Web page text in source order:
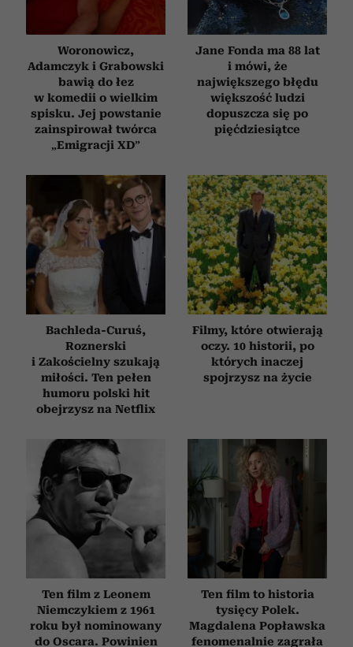
korzystania z ich usług.
Woronowicz,
Adamczyk i Grabowski
bawią do łez
w komedii o wielkim
spisku. Jej powstanie
zainspirował twórca
„Emigracji XD”
Jane Fonda ma 88 lat
i mówi, że
największego błędu
większość ludzi
dopuszcza się po
pięćdziesiątce
Bachleda-Curuś,
Roznerski
i Zakościelny szukają
miłości. Ten pełen
humoru polski hit
obejrzysz na Netflix
Filmy, które otwierają
oczy. 10 historii, po
których inaczej
spojrzysz na życie
Ten film z Leonem
Niemczykiem z 1961
roku był nominowany
do Oscara. Powinien
Ten film to historia
tysięcy Polek.
Magdalena Popławska
fenomenalnie zagrała